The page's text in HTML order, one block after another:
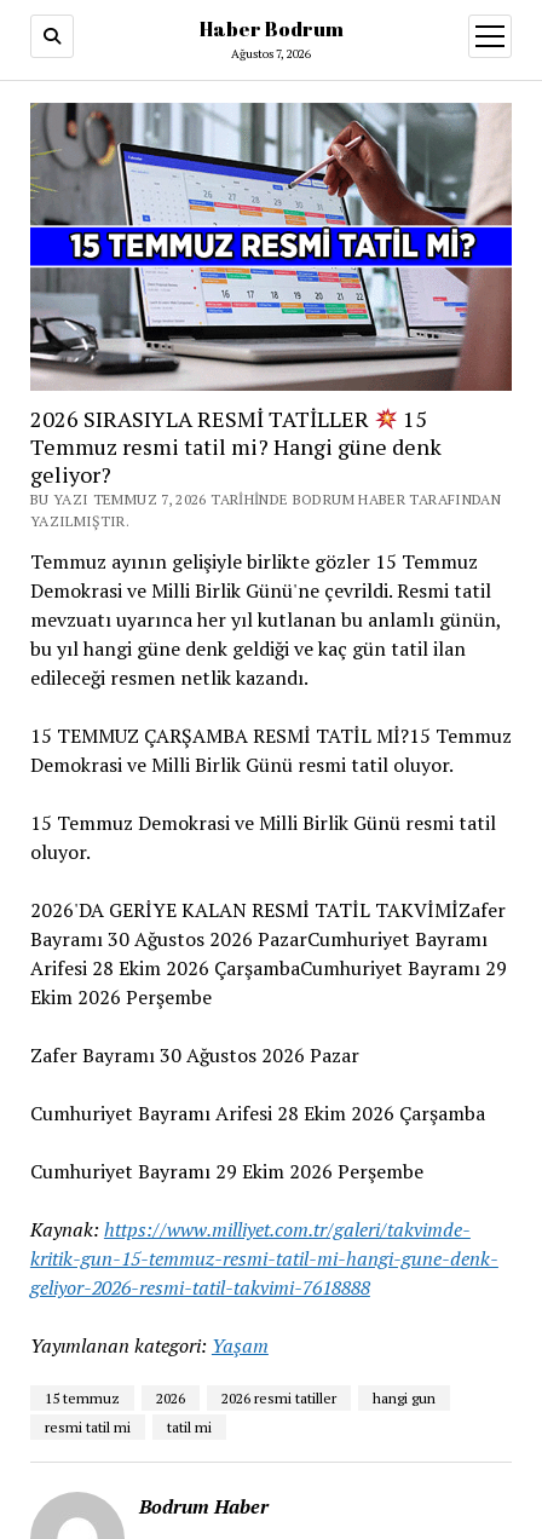
Haber Bodrum
Ağustos 7, 2026
aç
2026 SIRASIYLA RESMİ TATİLLER
15
Temmuz resmi tatil mi? Hangi güne denk
geliyor?
BU YAZI TEMMUZ 7, 2026 TARIHINDE BODRUM HABER TARAFINDAN
YAZILMIŞTIR.
Temmuz ayının gelişiyle birlikte gözler 15 Temmuz
Demokrasi ve Milli Birlik Günü'ne çevrildi. Resmi tatil
mevzuatı uyarınca her yıl kutlanan bu anlamlı günün,
bu yıl hangi güne denk geldiği ve kaç gün tatil ilan
edileceği resmen netlik kazandı.
15 TEMMUZ ÇARŞAMBA RESMİ TATİL Mİ?15 Temmuz
Demokrasi ve Milli Birlik Günü resmi tatil oluyor.
15 Temmuz Demokrasi ve Milli Birlik Günü resmi tatil
oluyor.
2026'DA GERİYE KALAN RESMİ TATİL TAKVİMİZafer
Bayramı 30 Ağustos 2026 PazarCumhuriyet Bayramı
Arifesi 28 Ekim 2026 ÇarşambaCumhuriyet Bayramı 29
Ekim 2026 Perşembe
Zafer Bayramı 30 Ağustos 2026 Pazar
Cumhuriyet Bayramı Arifesi 28 Ekim 2026 Çarşamba
Cumhuriyet Bayramı 29 Ekim 2026 Perşembe
Kaynak: https://www.milliyet.com.tr/galeri/takvimde-
kritik-gun-15-temmuz-resmi-tatil-mi-hangi-gune-denk-
geliyor-2026-resmi-tatil-takvimi-7618888
Yayımlanan kategori: Yaşam
15 temmuz 2026 2026 resmi tatiller
hangi gun
resmi tatil mi
tatil mi
Bodrum Haber